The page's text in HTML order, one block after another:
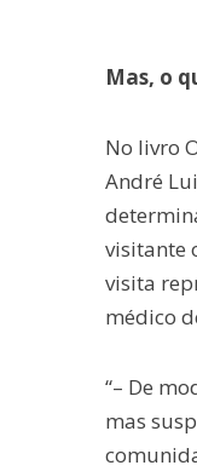
Mas, o
No livro
André
visitante
visita
médico
“– De
mas